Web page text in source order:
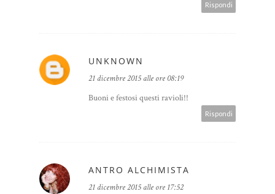
Rispondi
UNKNOWN
21 dicembre 2015 alle ore 08:19
Buoni e festosi questi ravioli!!
Rispondi
ANTRO ALCHIMISTA
21 dicembre 2015 alle ore 17:52